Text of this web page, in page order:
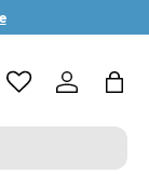
Einloggen